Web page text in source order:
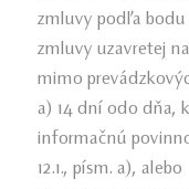
zmluvy podľa bodu
zmluvy uzavretej
mimo
a) 14 dní odo dňa,
informačnú
12.1., písm. a), alebo